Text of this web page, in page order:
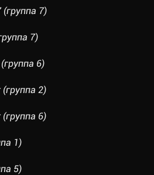
7)
7)
6)
2)
6)
1)
5)